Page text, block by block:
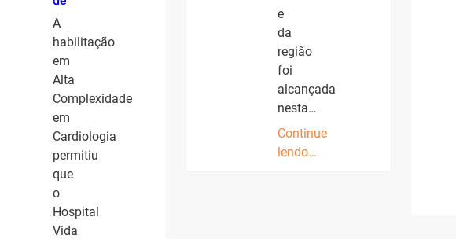
A
habilitação
em
Alta
Complexidade
em
Cardiologia
permitiu
que
o
Hospital
Vida
e
da
região
foi
alcançada
nesta…
Continue
lendo…